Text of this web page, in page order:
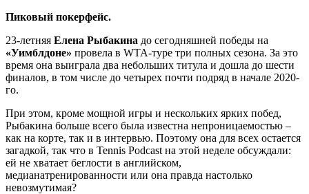
Пиковый покерфейс.
23-летняя Елена Рыбакина до сегодняшней победы на
«Уимблдоне» провела в WTA-туре три полных сезона. За это
время она выиграла два небольших титула и дошла до шести
финалов, в том числе до четырех почти подряд в начале 2020-
го.
При этом, кроме мощной игры и нескольких ярких побед,
Рыбакина больше всего была известна непроницаемостью –
как на корте, так и в интервью. Поэтому она для всех остается
загадкой, так что в Tennis Podcast на этой неделе обсуждали:
ей не хватает беглости в английском,
медианатренированности или она правда настолько
невозмутимая?